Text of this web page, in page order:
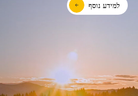
למידע נוסף